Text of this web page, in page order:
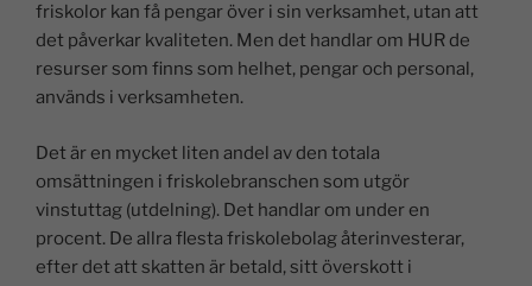
friskolor kan få pengar över i sin verksamhet, utan att
det påverkar kvaliteten. Men det handlar om HUR de
resurser som finns som helhet, pengar och personal,
används i verksamheten.
Det är en mycket liten andel av den totala
omsättningen i friskolebranschen som utgör
vinstuttag (utdelning). Det handlar om under en
procent. De allra flesta friskolebolag återinvesterar,
efter det att skatten är betald, sitt överskott i